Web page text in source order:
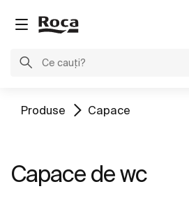
Produse Capace
Capace de wc